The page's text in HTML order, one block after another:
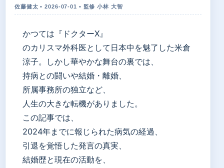
佐藤健太 • 2026-07-01 • 監修 小林 大智
かつては『ドクターX』
のカリスマ外科医として日本中を魅了した米倉
涼子。しかし華やかな舞台の裏では、
持病との闘いや結婚・離婚、
所属事務所の独立など、
人生の大きな転機がありました。
この記事では、
2024年までに報じられた病気の経過、
引退を覚悟した発言の真実、
結婚歴と現在の活動を、